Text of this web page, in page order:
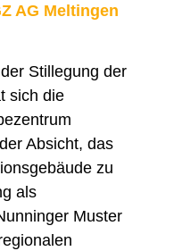
AG Meltingen
Stillegung der
sich die
Absicht, das
zu
als
Muster